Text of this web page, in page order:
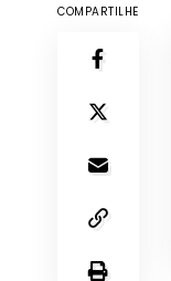
COMPARTILHE